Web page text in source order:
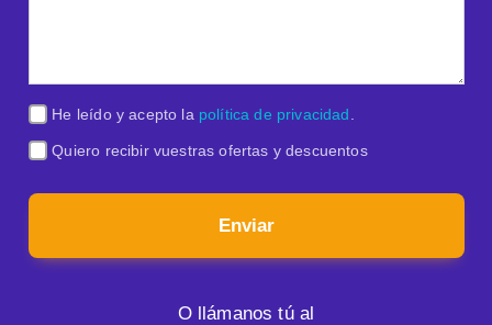
He leído y acepto la política de privacidad
Quiero recibir vuestras ofertas y descuentos
Enviar
O llámanos tú al